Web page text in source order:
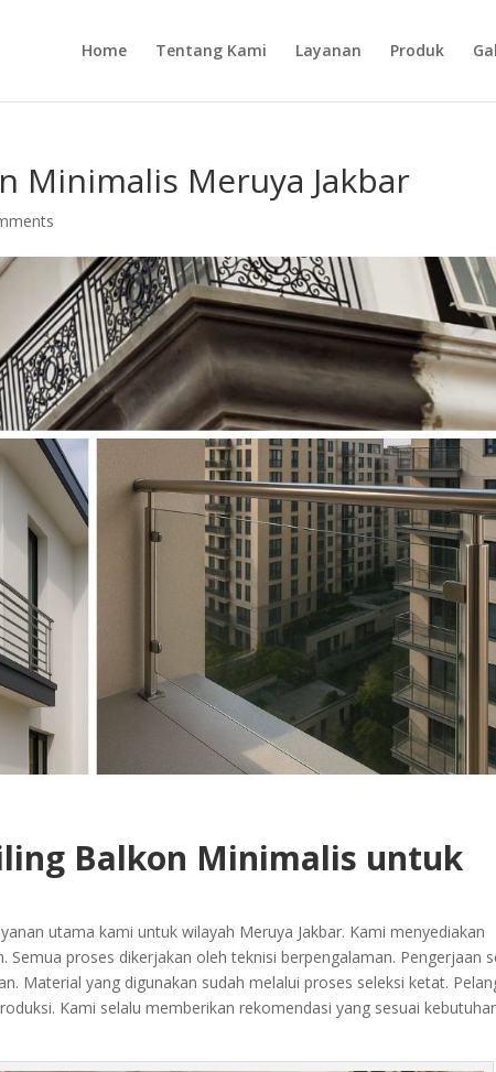
Home Tentang Kami Layanan Produk
Minimalis Meruya Jakbar
Balkon Minimalis untuk
utama kami untuk wilayah Meruya Jakbar. Kami menyediakan
proses dikerjakan oleh teknisi berpengalaman. Pengerjaan
Material yang digunakan sudah melalui proses seleksi ketat.
Kami selalu memberikan rekomendasi yang sesuai